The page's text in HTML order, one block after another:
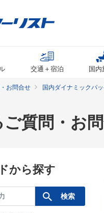
交通＋宿泊 国内
お問合せ 国内ダイナミックパ
ご質問・お
から探す